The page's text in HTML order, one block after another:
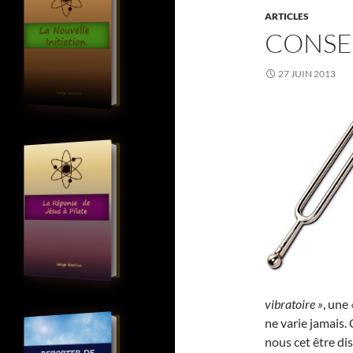
ARTICLES
27 JUIN 2013
vibratoire », une
ne varie jamais.
nous cet être